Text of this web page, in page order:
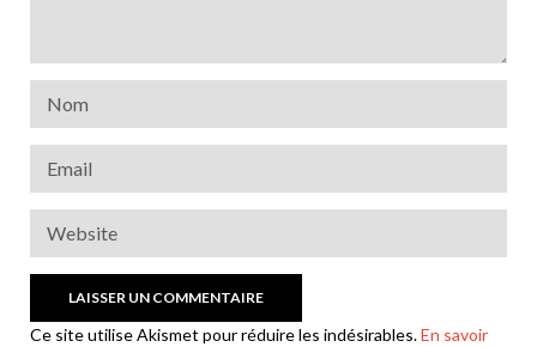
Ce site utilise Akismet pour réduire les indésirables.En savoir